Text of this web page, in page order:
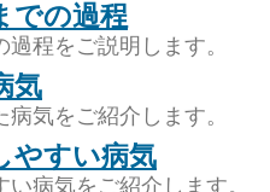
での過程
程をご説明します。
気
気をご紹介します。
やすい病気
病気をご紹介します。